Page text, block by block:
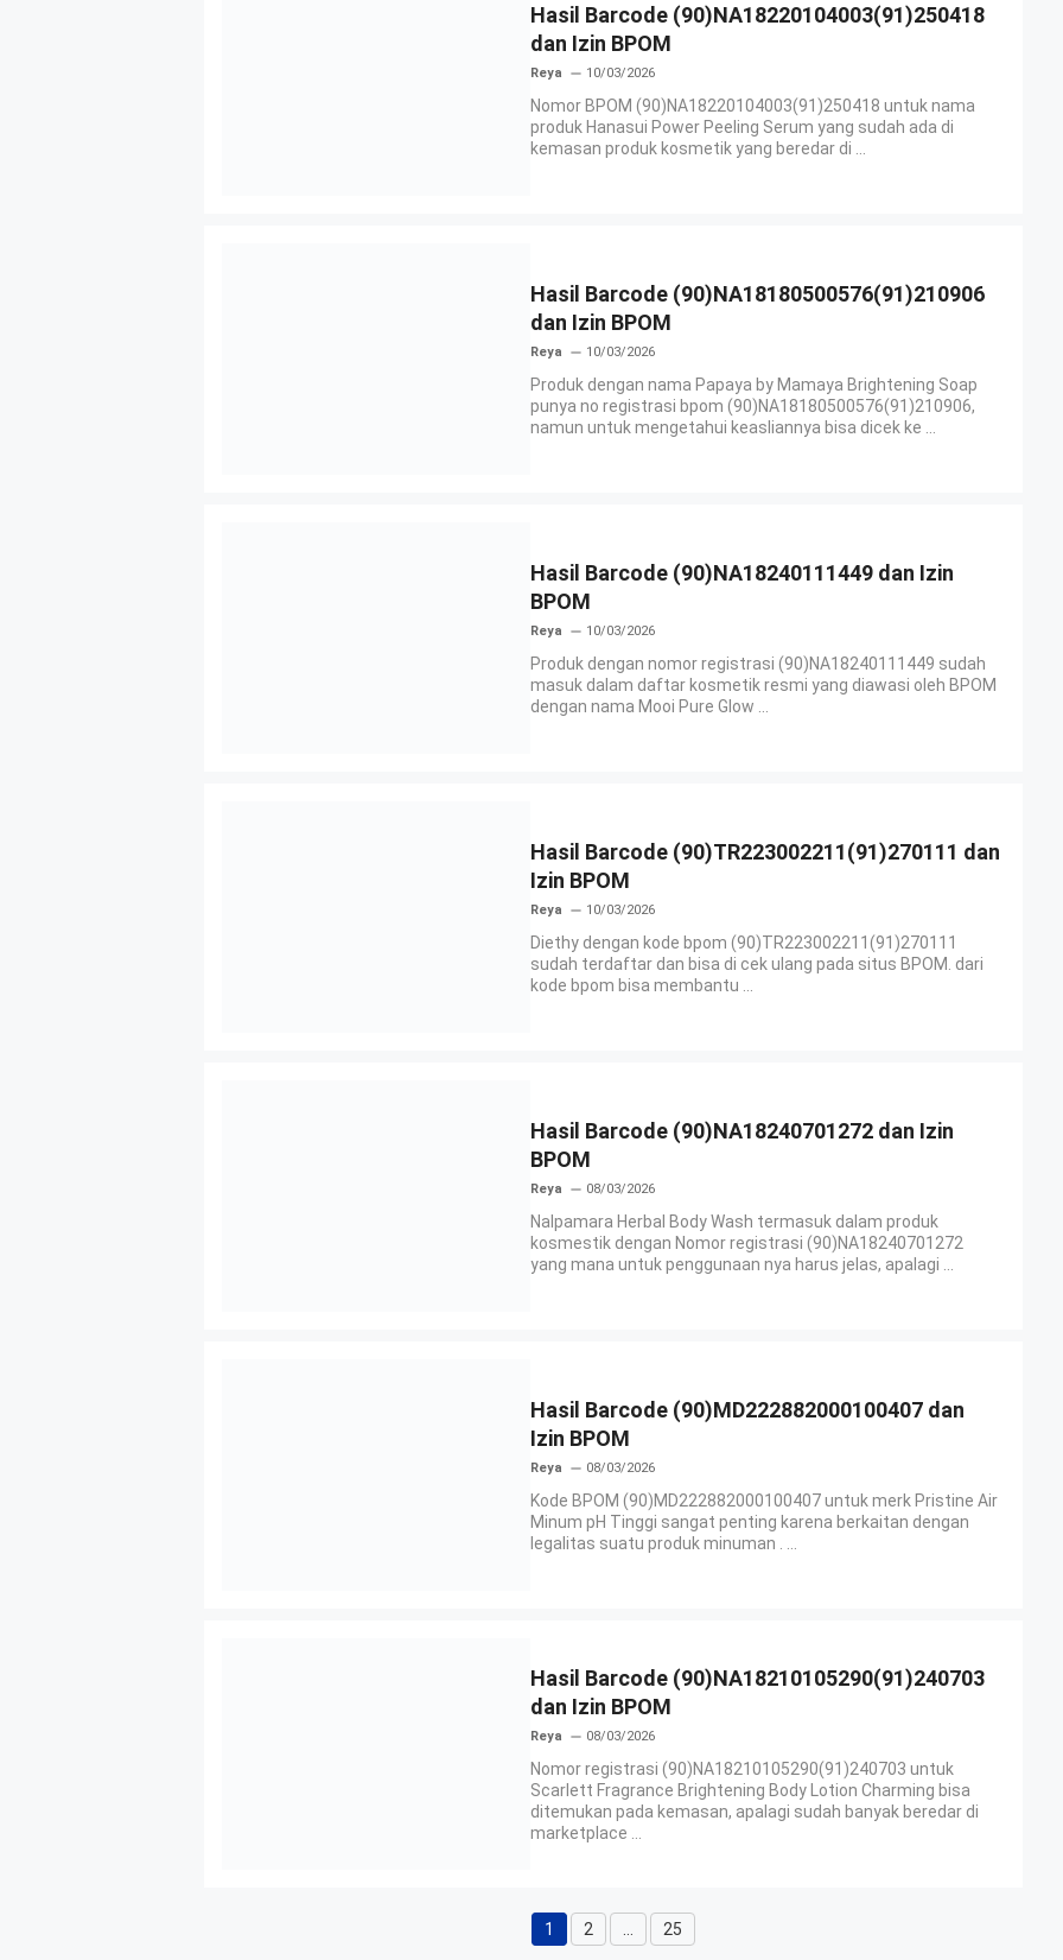
Hasil Barcode (90)NA18220104003(91)250418
dan Izin BPOM
Reya 10/03/2026
Nomor BPOM (90)NA18220104003(91)250418 untuk nama
produk Hanasui Power Peeling Serum yang sudah ada di
kemasan produk kosmetik yang beredar di ...
Hasil Barcode (90)NA18180500576(91)210906
dan Izin BPOM
Reya 10/03/2026
Produk dengan nama Papaya by Mamaya Brightening Soap
punya no registrasi bpom (90)NA18180500576(91)210906,
namun untuk mengetahui keasliannya bisa dicek ke ...
Hasil Barcode (90)NA18240111449 dan Izin
BPOM
Reya 10/03/2026
Produk dengan nomor registrasi (90)NA18240111449 sudah
masuk dalam daftar kosmetik resmi yang diawasi oleh BPOM
dengan nama Mooi Pure Glow ...
Hasil Barcode (90)TR223002211(91)270111 dan
Izin BPOM
Reya 10/03/2026
Diethy dengan kode bpom (90)TR223002211(91)270111
sudah terdaftar dan bisa di cek ulang pada situs BPOM. dari
kode bpom bisa membantu ...
Hasil Barcode (90)NA18240701272 dan Izin
BPOM
Reya 08/03/2026
Nalpamara Herbal Body Wash termasuk dalam produk
kosmestik dengan Nomor registrasi (90)NA18240701272
yang mana untuk penggunaan nya harus jelas, apalagi ...
Hasil Barcode (90)MD222882000100407 dan
Izin BPOM
Reya 08/03/2026
Kode BPOM (90)MD222882000100407 untuk merk Pristine Air
Minum pH Tinggi sangat penting karena berkaitan dengan
legalitas suatu produk minuman . ...
Hasil Barcode (90)NA18210105290(91)240703
dan Izin BPOM
Reya 08/03/2026
Nomor registrasi (90)NA18210105290(91)240703 untuk
Scarlett Fragrance Brightening Body Lotion Charming bisa
ditemukan pada kemasan, apalagi sudah banyak beredar di
marketplace ...
Halaman
1 Halaman
2 … Halaman
25